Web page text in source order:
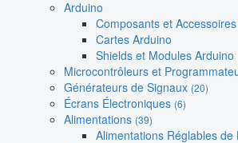
Arduino
Composants et
Cartes Arduino
Shields et Modules Arduino
Microcontrôleurs et
Générateurs de Signaux (20)
Écrans Électroniques (6)
Alimentations (39)
Alimentations Réglables de